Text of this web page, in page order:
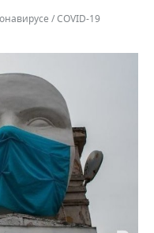
/ COVID-19